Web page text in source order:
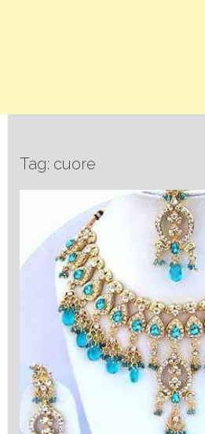
Tag: cuore